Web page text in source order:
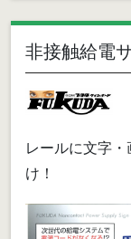
非接触給電
レールに文字
け！